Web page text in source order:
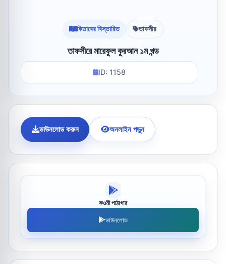
কিতাবের বিস্তারিত তাফসীর
তাফসীরে মারেফুল কুরআন ১ম খন্ড
ID: 1158
ডাউনলোড করুন অনলাইন পড়ুন
কওমী পাঠাগার
ডাউনলোড